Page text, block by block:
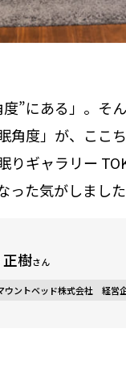
度”にある」。
角度」が、ここ
りギャラリー
た気がしました
樹さん
ウントベッド株式会社 経営